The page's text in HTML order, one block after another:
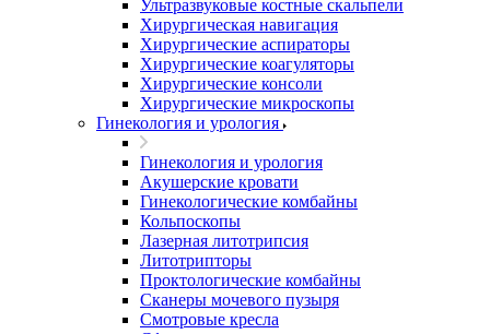
Ультразвуковые костные скальпели
Хирургическая навигация
Хирургические аспираторы
Хирургические коагуляторы
Хирургические консоли
Хирургические микроскопы
Гинекология и урология
Гинекология и урология
Акушерские кровати
Гинекологические комбайны
Кольпоскопы
Лазерная литотрипсия
Литотрипторы
Проктологические комбайны
Сканеры мочевого пузыря
Смотровые кресла